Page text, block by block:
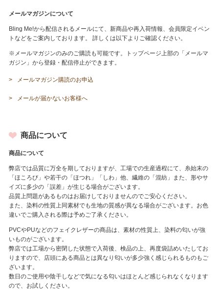
メールマガジンについて
Bling Me!から配信されるメールにて、新商品や再入荷情報、会員限定イベン
トなどをご案内しております。 詳しくは以下よりご確認ください。
※メールマガジンのみのご購読も可能です。トップページ上部の「メールマ
ガジン」から登録・配信停止ができます。
メールマガジン購読のお申込
メールが届かないお客様へ
商品について
商品について
弊店では品質に万全を期しておりますが、工場での生産過程にて、糸始末の
「ほころび」や若干の「ほつれ」「しわ」他、繊維の「混紡」また、形やサ
イズに多少の「誤差」が生じる場合がございます。
品質上問題があるものはお届けしておりませんのでご安心ください。
また、染料の性質上同素材でも生地の質感が異なる場合がございます。お色
違いでご購入される際は予めご了承ください。
PVCやPUなどのフェイクレザーの商品は、素材の性質上、染料の匂いが強
いものがございます。
弊店では工場から密閉した状態で入荷後、検品の上、再度袋詰めいたしてお
りますので、店頭にある商品とは異なり匂いが多少強く感じられるものもご
ざいます。
数日のご使用や陰干しなどで気になる匂いはほとんど感じられなくなります
ので、お試しください。